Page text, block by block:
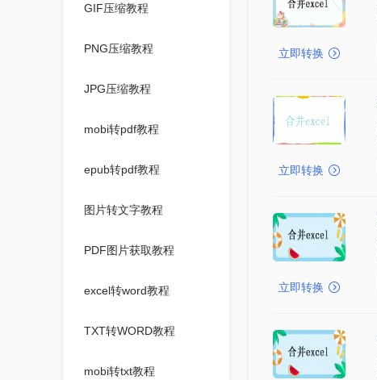
GIF压缩教程
PNG压缩教程
JPG压缩教程
mobi转pdf教程
epub转pdf教程
图片转文字教程
PDF图片获取教程
excel转word教程
TXT转WORD教程
mobi转txt教程
立即转换
立即转换
立即转换